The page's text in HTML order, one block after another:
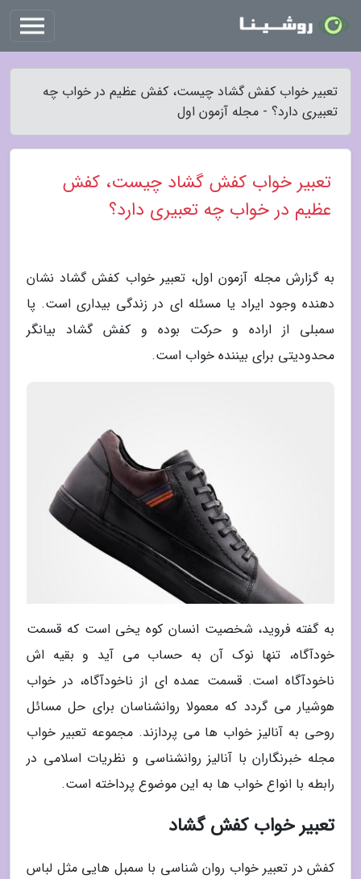
تعبیر خواب کفش گشاد چیست، کفش عظیم در خواب چه
تعبیری دارد؟ - مجله آزمون اول
تعبیر خواب کفش گشاد چیست، کفش
عظیم در خواب چه تعبیری دارد؟
به گزارش مجله آزمون اول، تعبیر خواب کفش گشاد نشان
دهنده وجود ایراد یا مسئله ای در زندگی بیداری است. پا
سمبلی از اراده و حرکت بوده و کفش گشاد بیانگر
محدودیتی برای بیننده خواب است.
به گفته فروید، شخصیت انسان کوه یخی است که قسمت
خودآگاه، تنها نوک آن به حساب می آید و بقیه اش
ناخودآگاه است. قسمت عمده ای از ناخودآگاه، در خواب
هوشیار می گردد که معمولا روانشناسان برای حل مسائل
روحی به آنالیز خواب ها می پردازند. مجموعه تعبیر خواب
مجله خبرنگاران با آنالیز روانشناسی و نظریات اسلامی در
رابطه با انواع خواب ها به این موضوع پرداخته است.
تعبیر خواب کفش گشاد
کفش در تعبیر خواب روان شناسی با سمبل هایی مثل لباس